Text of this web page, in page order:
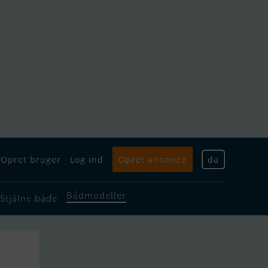
Opret bruger Log ind Opret annonce da
Stjålne både Bådmodeller